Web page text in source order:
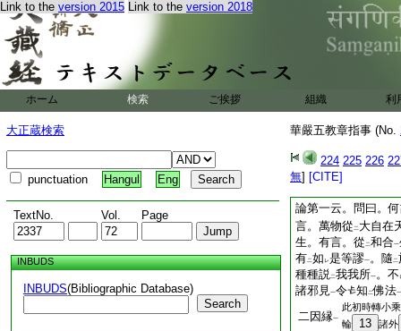
Link to the version 2015 Link to the version 2018
ホーム 検索 ご挨拶 組織 利
大正蔵検索
punctuation Hangul Eng
TextNo. Vol. Page
INBUDS
INBUDS(Bibliographic Database)
Search
華嚴五教章指事 (No.
224 225 226
無] [CITE]
等五戒。本行經。
此義 一。人天教攝
。亦即人天
一卷文。遠云。時
第二七日。對二於後
時一。自在天處。對
言二 決擇前後意第七一
未 知 其教前後起
論第一云。問曰。
言。萬物從 二 大自在
生。有言。從 二和合一
有二如 レ是等謬一。隨 二
種種説二我我所一。不
諸邪見一令 知 二佛法一
二因縁一
此初時轉小
輪
13 諸外